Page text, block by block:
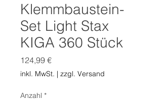
Klemmbaustein-
Set Light Stax
KIGA 360 Stück
124,99 €Preis
inkl. MwSt. | zzgl. Versand
Anzahl *